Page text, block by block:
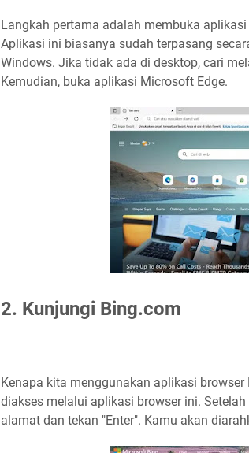
Langkah pertama adalah membuka
Aplikasi ini biasanya sudah terpasang
Windows. Jika tidak ada di desktop, cari
Kemudian, buka aplikasi Microsoft Edge.
2. Kunjungi Bing.com
Kenapa kita menggunakan aplikasi
diakses melalui aplikasi browser ini.
alamat dan tekan "Enter". Kamu akan